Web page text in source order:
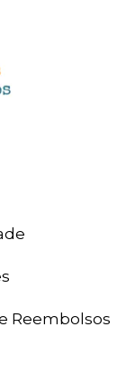
Reembolsos